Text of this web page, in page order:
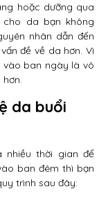
hoặc dưỡng qua
da bạn không
nhân dẫn đến
đề về da hơn. Vì
vào ban ngày là vô
da buổi
nhiều thời gian để
ban đêm thì bạn
trình sau đây: